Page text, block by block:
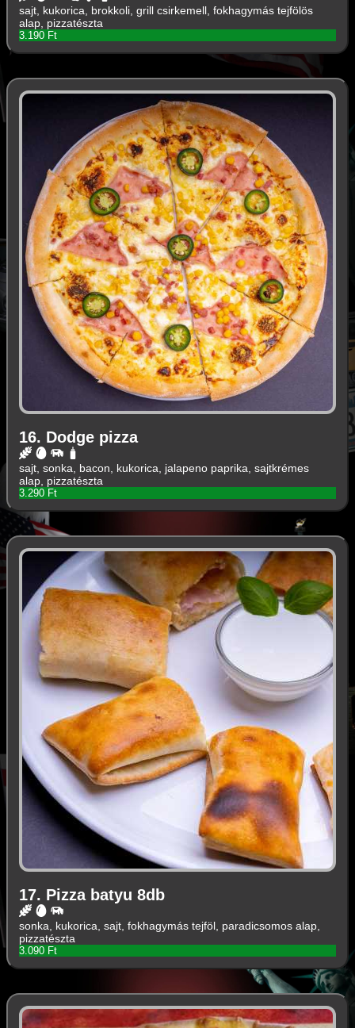
sajt, kukorica, brokkoli, grill csirkemell, fokhagymás tejfölös
alap, pizzatészta
3.190 Ft
16. Dodge pizza
sajt, sonka, bacon, kukorica, jalapeno paprika, sajtkrémes
alap, pizzatészta
3.290 Ft
17. Pizza batyu 8db
sonka, kukorica, sajt, fokhagymás tejföl, paradicsomos alap,
pizzatészta
3.090 Ft